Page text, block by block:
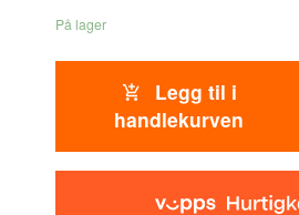
På lager
Legg til i
handlekurven